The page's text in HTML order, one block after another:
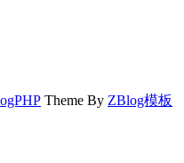
Theme By ZBlog模板